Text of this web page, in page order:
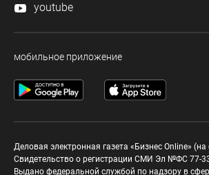
youtube
мобильное приложение
Деловая электронная газета «Бизнес Online» (на
Свидетельство о регистрации СМИ Эл №ФС 77-
Выдано федеральной службой по надзору в